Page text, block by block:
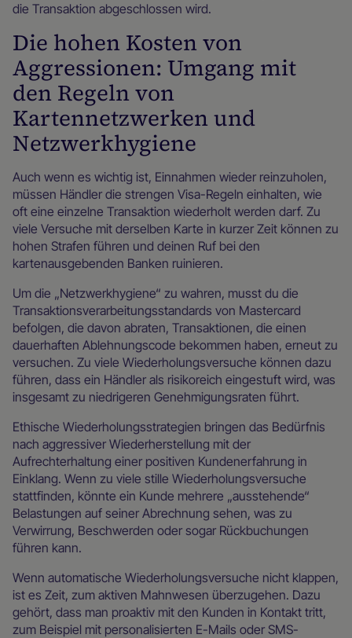
die Transaktion abgeschlossen wird.
Die hohen Kosten von
Aggressionen: Umgang mit
den Regeln von
Kartennetzwerken und
Netzwerkhygiene
Auch wenn es wichtig ist, Einnahmen wieder reinzuholen,
müssen Händler die strengen Visa-Regeln einhalten, wie
oft eine einzelne Transaktion wiederholt werden darf. Zu
viele Versuche mit derselben Karte in kurzer Zeit können zu
hohen Strafen führen und deinen Ruf bei den
kartenausgebenden Banken ruinieren.
Um die „Netzwerkhygiene“ zu wahren, musst du die
Transaktionsverarbeitungsstandards von Mastercard
befolgen, die davon abraten, Transaktionen, die einen
dauerhaften Ablehnungscode bekommen haben, erneut zu
versuchen. Zu viele Wiederholungsversuche können dazu
führen, dass ein Händler als risikoreich eingestuft wird, was
insgesamt zu niedrigeren Genehmigungsraten führt.
Ethische Wiederholungsstrategien bringen das Bedürfnis
nach aggressiver Wiederherstellung mit der
Aufrechterhaltung einer positiven Kundenerfahrung in
Einklang. Wenn zu viele stille Wiederholungsversuche
stattfinden, könnte ein Kunde mehrere „ausstehende“
Belastungen auf seiner Abrechnung sehen, was zu
Verwirrung, Beschwerden oder sogar Rückbuchungen
führen kann.
Wenn automatische Wiederholungsversuche nicht klappen,
ist es Zeit, zum aktiven Mahnwesen überzugehen. Dazu
gehört, dass man proaktiv mit den Kunden in Kontakt tritt,
zum Beispiel mit personalisierten E-Mails oder SMS-